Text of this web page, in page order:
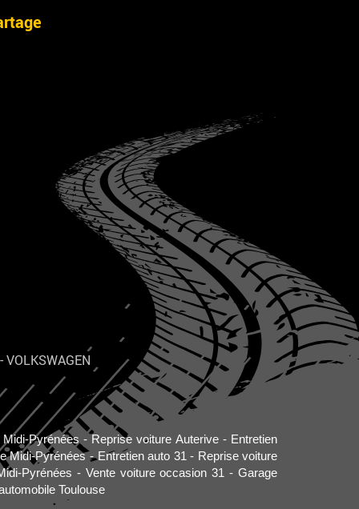
VOLKSWAGEN
Pyrénées Reprise voiture Auterive
Entretien
Midi-Pyrénées
Entretien auto 31
Reprise voiture
Pyrénées
Vente voiture occasion 31
Garage
Toulouse